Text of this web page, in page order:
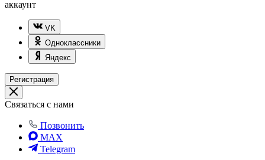
аккаунт
VK
Одноклассники
Яндекс
Регистрация
Связаться с нами
Позвонить
MAX
Telegram